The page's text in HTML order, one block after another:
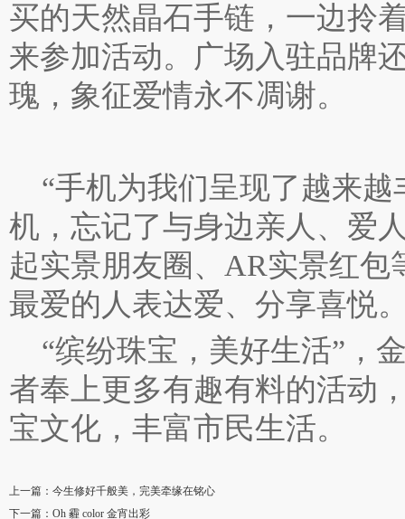
买的天然晶石手链，一边拎
来参加活动。广场入驻品牌
瑰，象征爱情永不凋谢。
“手机为我们呈现了越来越
机，忘记了与身边亲人、爱
起实景朋友圈、AR实景红
最爱的人表达爱、分享喜悦
“缤纷珠宝，美好生活”，
者奉上更多有趣有料的活动
宝文化，丰富市民生活。
上一篇： 今生修好千般美，完美牵缘在铭心
下一篇： Oh 霾 color 金宵出彩